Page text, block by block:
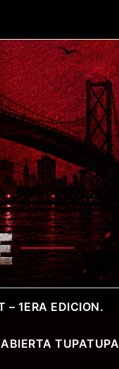
– 1ERA EDICION.
TUPATUPA